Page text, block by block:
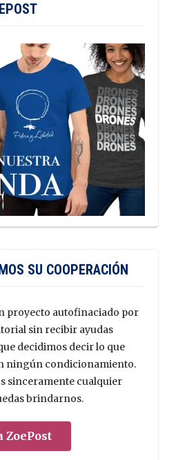
SU COOPERACIÓN
proyecto autofinaciado por
sin recibir ayudas
decidimos decir lo que
ningún condicionamiento.
sinceramente cualquier
brindarnos.
ZoePost